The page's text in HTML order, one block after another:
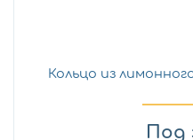
Кольцо из
Под